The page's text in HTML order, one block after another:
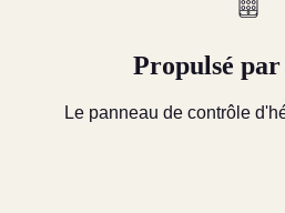
Propulsé par
Le panneau de contrôle